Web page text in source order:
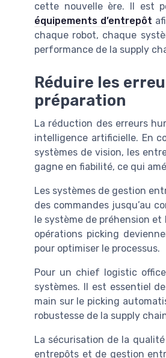
cette nouvelle ère. Il est
équipements d’entrepôt
chaque robot, chaque
performance de la supply
Réduire les
préparation
La réduction des erreurs
intelligence artificielle. En
systèmes de vision, les
gagne en fiabilité, ce qui
Les systèmes de gestion
des commandes jusqu’au
le système de préhension
opérations picking
pour optimiser le processus.
Pour un chief logistic
systèmes. Il est essentiel
main sur le picking
robustesse de la supply
La sécurisation de la
entrepôts et de gestion